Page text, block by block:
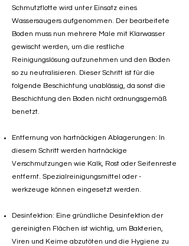
Schmutzflotte wird unter Einsatz eines
Wassersaugers aufgenommen. Der bearbeitete
Boden muss nun mehrere Male mit Klarwasser
gewischt werden, um die restliche
Reinigungslösung aufzunehmen und den Boden
so zu neutralisieren. Dieser Schritt ist für die
folgende Beschichtung unablässig, da sonst die
Beschichtung den Boden nicht ordnungsgemäß
benetzt.
Entfernung von hartnäckigen Ablagerungen: In
diesem Schritt werden hartnäckige
Verschmutzungen wie Kalk, Rost oder Seifenreste
entfernt. Spezialreinigungsmittel oder -
werkzeuge können eingesetzt werden.
Desinfektion: Eine gründliche Desinfektion der
gereinigten Flächen ist wichtig, um Bakterien,
Viren und Keime abzutöten und die Hygiene zu